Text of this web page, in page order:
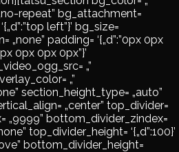
repeat” bg_attachment=
left”}’ bg_size=
„none” padding= ‘{„d”:”0px 0px
0px 0px 0px”}’
„”
„”
section_height_type= „auto”
„center” top_divider=
„9999” bottom_divider_zindex=
top_divider_height= ‘{„d”:100}’
bottom_divider_height=